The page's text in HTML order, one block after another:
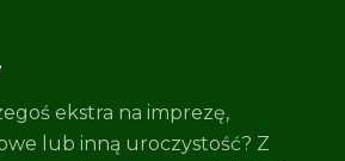
ekstra na imprezę,
lub inną uroczystość? Z